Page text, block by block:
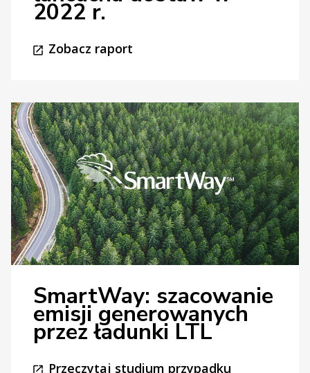
2022 r.
Zobacz raport
SmartWay: szacowanie
emisji generowanych
przez ładunki LTL
Przeczytaj studium przypadku